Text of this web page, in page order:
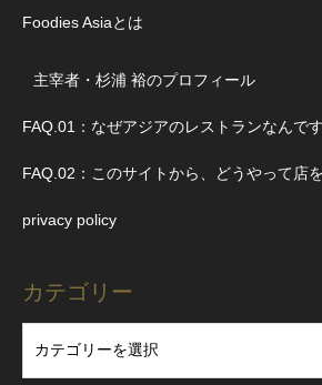
Foodies Asiaとは
主宰者・杉浦 裕のプロフィール
FAQ.01：なぜアジアのレストランなんで
FAQ.02：このサイトから、どうやって店
privacy policy
カテゴリー